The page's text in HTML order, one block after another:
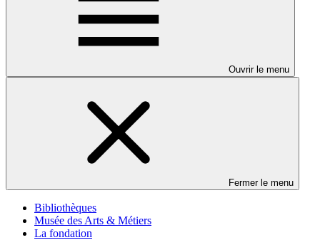
Ouvrir le menu
Fermer le menu
Bibliothèques
Musée des Arts & Métiers
La fondation